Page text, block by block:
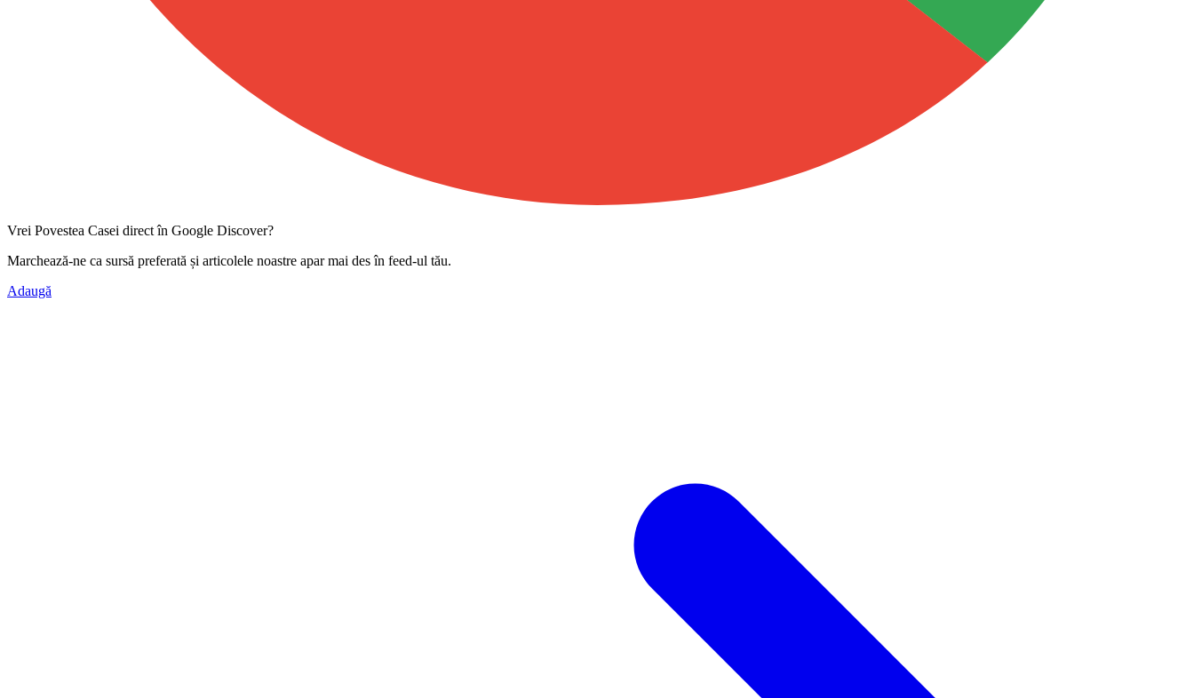
Vrei Povestea Casei direct în Google Discover?
Marchează-ne ca sursă preferată și articolele noastre apar mai des în feed-ul tău.
Adaugă